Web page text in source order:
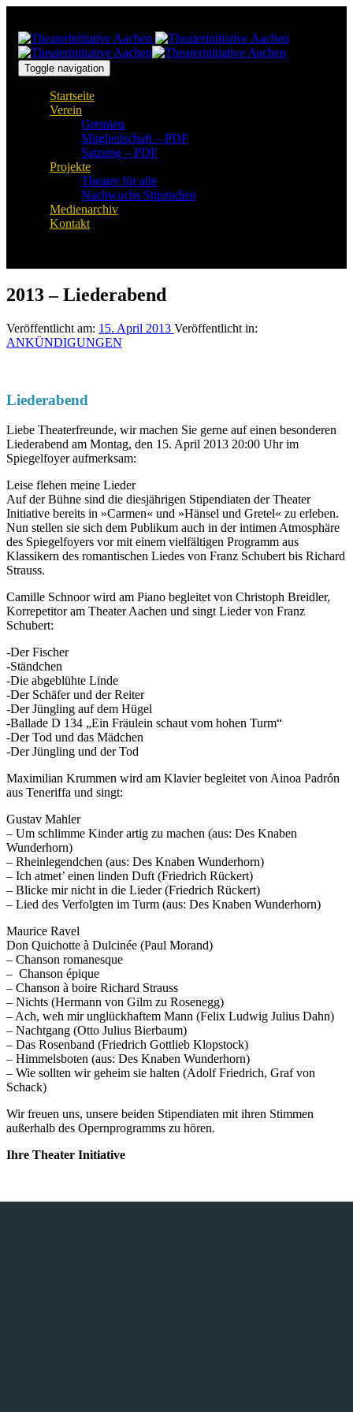
Navigation
springen
ZumToggle navigation
Startseite
Verein
Gremien
Mitgliedschaft – PDF
Satzung – PDF
Projekte
Theater für alle
Nachwuchs Stipendien
Medienarchiv
Kontakt
2013 – Liederabend
Veröffentlicht am: 15. April 2013 Veröffentlicht in:
ANKÜNDIGUNGEN
Liederabend
Liebe Theaterfreunde, wir machen Sie gerne auf einen besonderen
Liederabend am Montag, den 15. April 2013 20:00 Uhr im
Spiegelfoyer aufmerksam:
Leise flehen meine Lieder
Auf der Bühne sind die diesjährigen Stipendiaten der Theater
Initiative bereits in »Carmen« und »Hänsel und Gretel« zu erleben.
Nun stellen sie sich dem Publikum auch in der intimen Atmosphäre
des Spiegelfoyers vor mit einem vielfältigen Programm aus
Klassikern des romantischen Liedes von Franz Schubert bis Richard
Strauss.
Camille Schnoor wird am Piano begleitet von Christoph Breidler,
Korrepetitor am Theater Aachen und singt Lieder von Franz
Schubert:
-Der Fischer
-Ständchen
-Die abgeblühte Linde
-Der Schäfer und der Reiter
-Der Jüngling auf dem Hügel
-Ballade D 134 „Ein Fräulein schaut vom hohen Turm“
-Der Tod und das Mädchen
-Der Jüngling und der Tod
Maximilian Krummen wird am Klavier begleitet von Ainoa Padrón
aus Teneriffa und singt:
Gustav Mahler
– Um schlimme Kinder artig zu machen (aus: Des Knaben
Wunderhorn)
– Rheinlegendchen (aus: Des Knaben Wunderhorn)
– Ich atmet’ einen linden Duft (Friedrich Rückert)
– Blicke mir nicht in die Lieder (Friedrich Rückert)
– Lied des Verfolgten im Turm (aus: Des Knaben Wunderhorn)
Maurice Ravel
Don Quichotte à Dulcinée (Paul Morand)
– Chanson romanesque
– Chanson épique
– Chanson à boire Richard Strauss
– Nichts (Hermann von Gilm zu Rosenegg)
– Ach, weh mir unglückhaftem Mann (Felix Ludwig Julius Dahn)
– Nachtgang (Otto Julius Bierbaum)
– Das Rosenband (Friedrich Gottlieb Klopstock)
– Himmelsboten (aus: Des Knaben Wunderhorn)
– Wie sollten wir geheim sie halten (Adolf Friedrich, Graf von
Schack)
Wir freuen uns, unsere beiden Stipendiaten mit ihren Stimmen
außerhalb des Opernprogramms zu hören.
Ihre Theater Initiative